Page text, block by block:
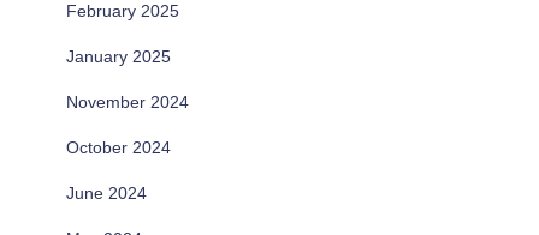
February 2025
January 2025
November 2024
October 2024
June 2024